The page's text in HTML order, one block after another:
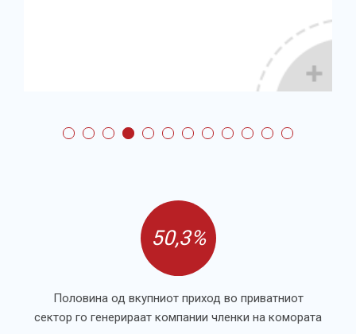
50,3%
Половина од вкупниот приход во приватниот
сектор го генерираат компании членки на комората